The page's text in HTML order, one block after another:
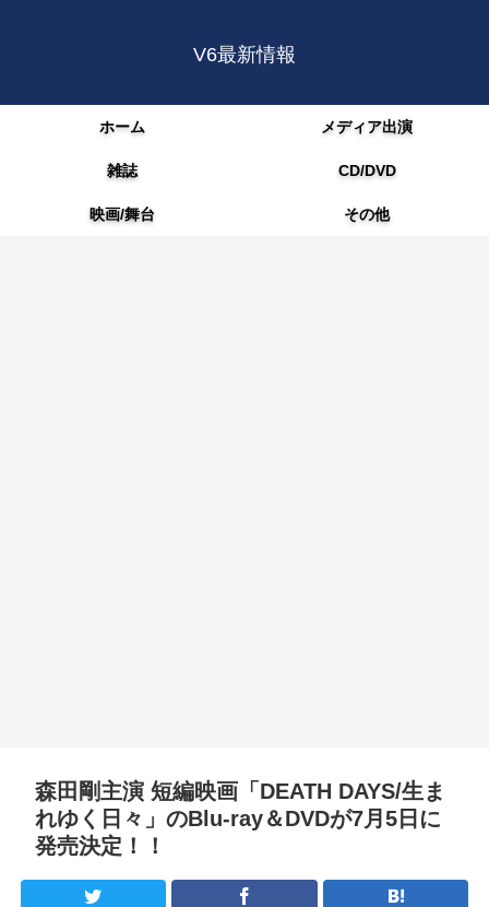
V6最新情報
ホーム メディア出演
雑誌 CD/DVD
映画/舞台 その他
森田剛主演 短編映画「DEATH DAYS/生ま
れゆく日々」のBlu-ray＆DVDが7月5日に
発売決定！！